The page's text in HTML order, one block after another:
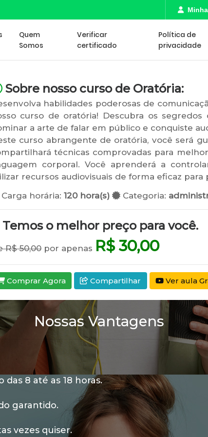
Quem
Somos
Verificar
certificado
Política de
privacidade
Sobre nosso curso de Oratória:
habilidades poderosas de
curso de oratória! Descubra os
a arte de falar em público e conquiste
curso abrangente de oratória, você será
técnicas comprovadas para
corporal. Você aprenderá a
recursos audiovisuais de forma eficaz
horária: 120 hora(s) Categoria:
o melhor preço para você.
R$ 50,00 por apenas R$ 30,00
Comprar Agora Compartilhar Ver aula
Nossas Vantagens
8 até as 18 horas.
garantido.
vezes quiser.